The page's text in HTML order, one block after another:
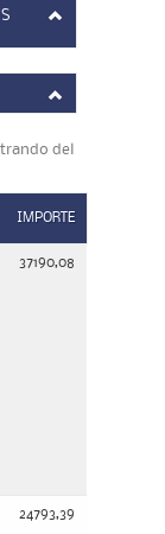
del
IMPORTE
37190,08
24793,39